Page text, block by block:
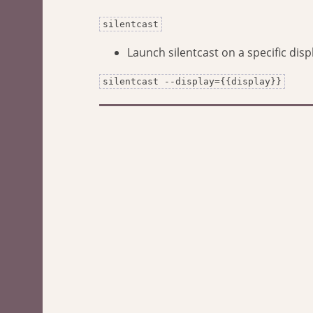
silentcast
Launch silentcast on a specific
silentcast --display={{display}}